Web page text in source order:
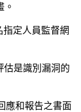
。
指定人員監督網
估是識別漏洞的
應和報告之書面